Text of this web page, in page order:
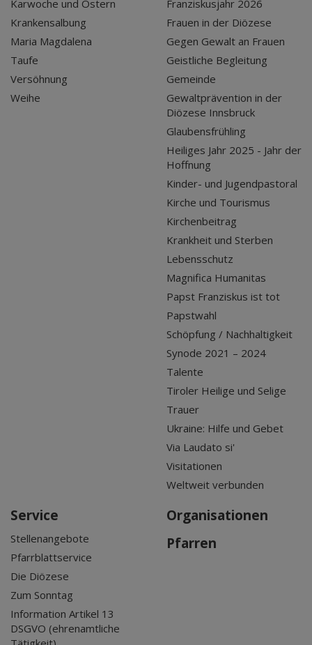
Karwoche und Ostern
Krankensalbung
Maria Magdalena
Taufe
Versöhnung
Weihe
Franziskusjahr 2026
Frauen in der Diözese
Gegen Gewalt an Frauen
Geistliche Begleitung
Gemeinde
Gewaltprävention in der
Diözese Innsbruck
Glaubensfrühling
Heiliges Jahr 2025 - Jahr der
Hoffnung
Kinder- und Jugendpastoral
Kirche und Tourismus
Kirchenbeitrag
Krankheit und Sterben
Lebensschutz
Magnifica Humanitas
Papst Franziskus ist tot
Papstwahl
Schöpfung / Nachhaltigkeit
Synode 2021 – 2024
Talente
Tiroler Heilige und Selige
Trauer
Ukraine: Hilfe und Gebet
Via Laudato si'
Visitationen
Weltweit verbunden
Service
Stellenangebote
Pfarrblattservice
Die Diözese
Zum Sonntag
Information Artikel 13
DSGVO (ehrenamtliche
Organisationen
Pfarren